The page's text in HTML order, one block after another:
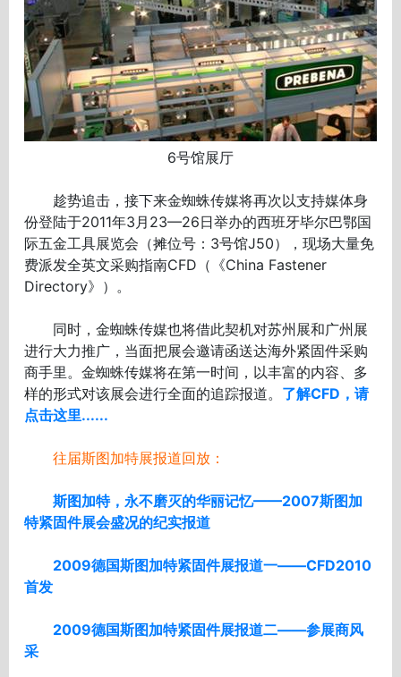
6号馆展厅
趁势追击，接下来金蜘蛛传媒将再次以支持媒体身
份登陆于2011年3月23—26日举办的西班牙毕尔巴鄂国
际五金工具展览会（摊位号：3号馆J50），现场大量免
费派发全英文采购指南CFD（《China Fastener
Directory》）。
同时，金蜘蛛传媒也将借此契机对苏州展和广州展
进行大力推广，当面把展会邀请函送达海外紧固件采购
商手里。金蜘蛛传媒将在第一时间，以丰富的内容、多
样的形式对该展会进行全面的追踪报道。 了解CFD，请
点击这里......
往届斯图加特展报道回放：
斯图加特，永不磨灭的华丽记忆——2007斯图加
特紧固件展会盛况的纪实报道
2009德国斯图加特紧固件展报道一——CFD2010
首发
2009德国斯图加特紧固件展报道二——参展商风
采